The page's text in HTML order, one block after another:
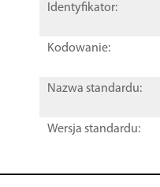
Identyfikator:
Kodowanie:
Nazwa standardu:
Wersja standardu: